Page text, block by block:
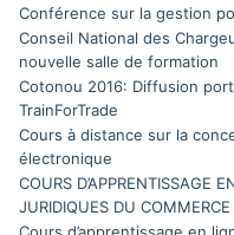
Conférence sur la gestion
Conseil National des
nouvelle salle de formation
Cotonou 2016: Diffusion
TrainForTrade
Cours à distance sur la
électronique
COURS D’APPRENTISSAGE
JURIDIQUES DU